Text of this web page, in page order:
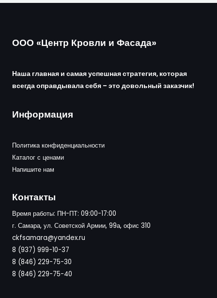
ООО «Центр Кровли и Фасада»
Наша главная и самая успешная стратегия, которая
всегда оправдывала себя – это довольный заказчик!
Информация
Политика конфиденциальности
Каталог с ценами
Напишите нам
Контакты
Время работы: ПН-ПТ: 09:00-17:00
г. Самара, ул. Советской Армии, 99а, офис 310
ckfsamara@yandex.ru
8 (937) 999-10-37
8 (846) 229-75-30
8 (846) 229-75-40